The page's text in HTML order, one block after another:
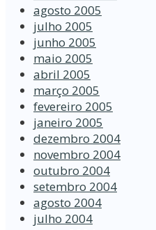
agosto 2005
julho 2005
junho 2005
maio 2005
abril 2005
março 2005
fevereiro 2005
janeiro 2005
dezembro 2004
novembro 2004
outubro 2004
setembro 2004
agosto 2004
julho 2004